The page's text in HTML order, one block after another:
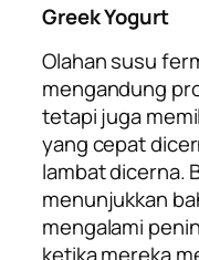
Greek Yogurt
Olahan susu
mengandung
tetapi juga
yang cepat
lambat dicerna.
menunjukkan
mengalami